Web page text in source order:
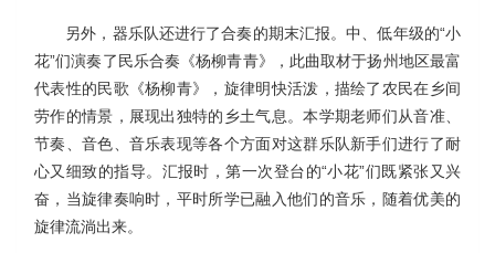
另外，器乐队还进行了合奏的期末汇报。中、低年级的“小
花”们演奏了民乐合奏《杨柳青青》，此曲取材于扬州地区最富
代表性的民歌《杨柳青》，旋律明快活泼，描绘了农民在乡间
劳作的情景，展现出独特的乡土气息。本学期老师们从音准、
节奏、音色、音乐表现等各个方面对这群乐队新手们进行了耐
心又细致的指导。汇报时，第一次登台的“小花”们既紧张又兴
奋，当旋律奏响时，平时所学已融入他们的音乐，随着优美的
旋律流淌出来。